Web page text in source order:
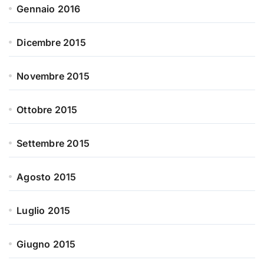
Gennaio 2016
Dicembre 2015
Novembre 2015
Ottobre 2015
Settembre 2015
Agosto 2015
Luglio 2015
Giugno 2015